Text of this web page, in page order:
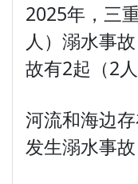
2025年，三
人）溺水事
故有2起（2
河流和海边
发生溺水事故